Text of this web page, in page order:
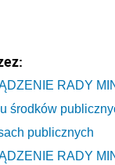
RADY
środków
publicznych
RADY